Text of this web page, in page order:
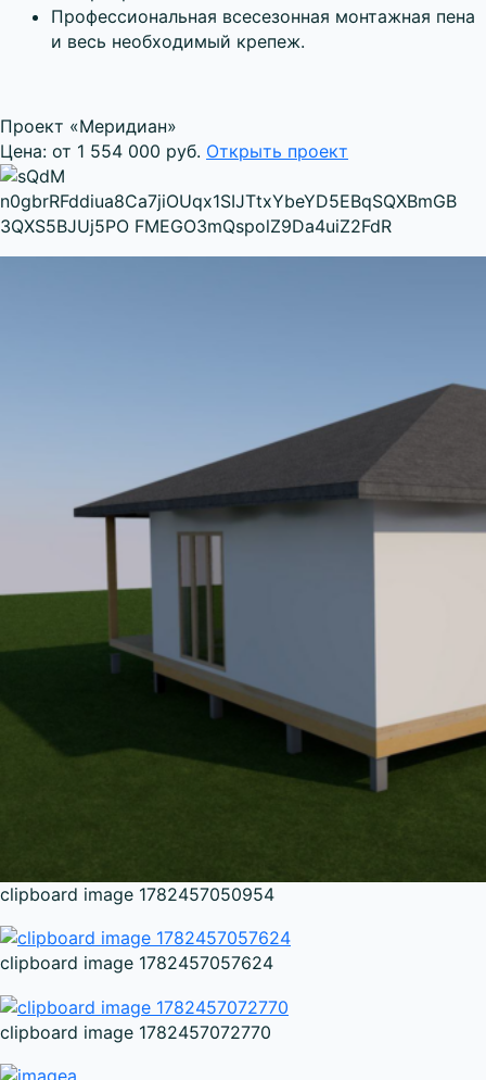
Профессиональная всесезонная монтажная пена
и весь необходимый крепеж.
Проект «Меридиан»
Цена: от 1 554 000 руб. Открыть проект
clipboard image 1782457050954
clipboard image 1782457057624
clipboard image 1782457072770